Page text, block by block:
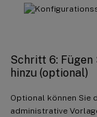
Schritt 6:
hinzu (optional)
Optional können Sie
administrative